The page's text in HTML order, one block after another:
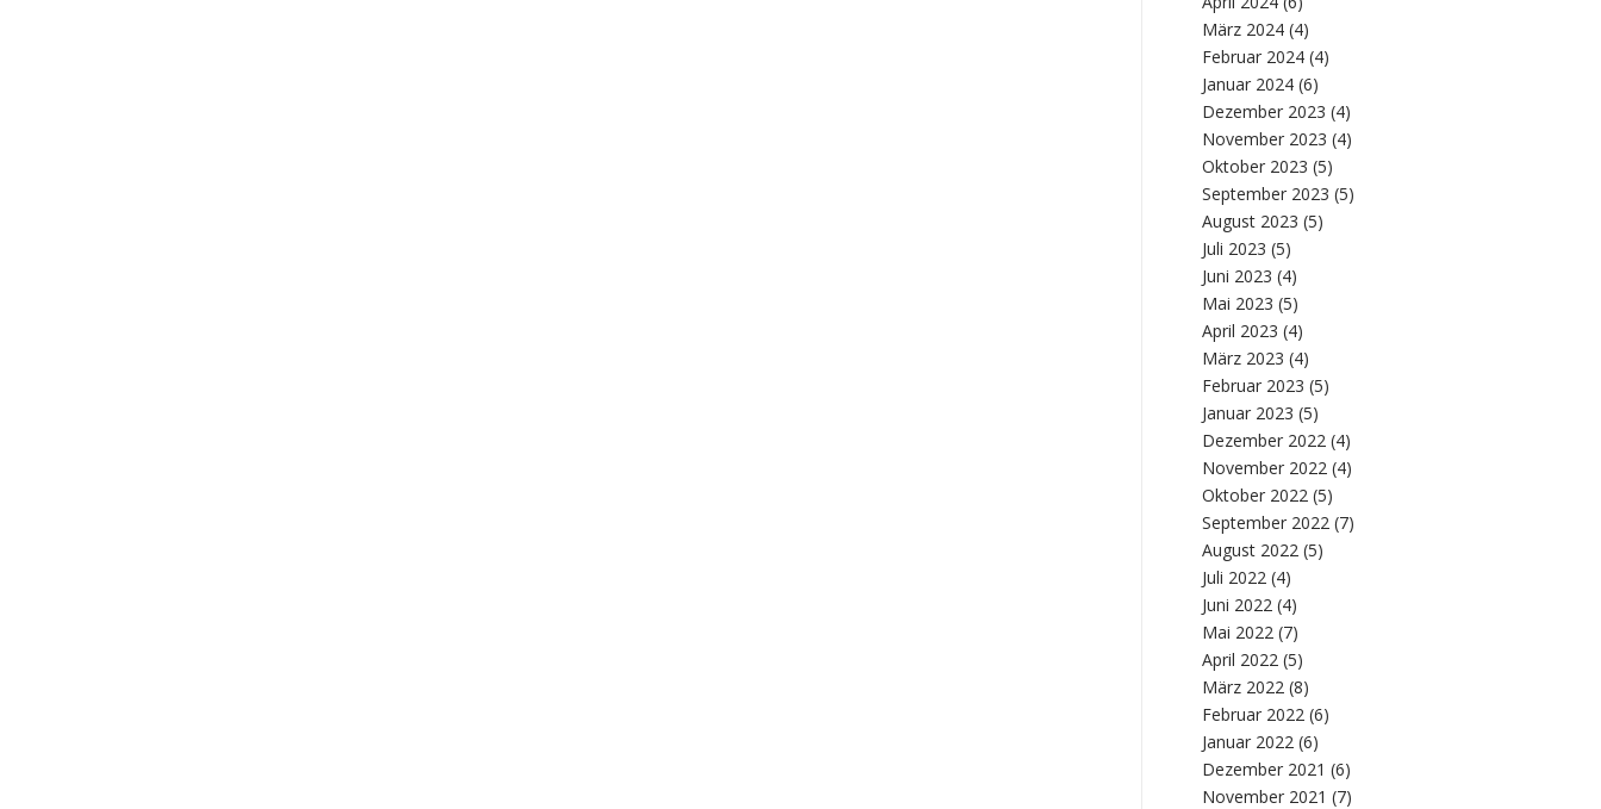
März 2024 (4)
Februar 2024 (4)
Januar 2024 (6)
Dezember 2023 (4)
November 2023 (4)
Oktober 2023 (5)
September 2023 (5)
August 2023 (5)
Juli 2023 (5)
Juni 2023 (4)
Mai 2023 (5)
April 2023 (4)
März 2023 (4)
Februar 2023 (5)
Januar 2023 (5)
Dezember 2022 (4)
November 2022 (4)
Oktober 2022 (5)
September 2022 (7)
August 2022 (5)
Juli 2022 (4)
Juni 2022 (4)
Mai 2022 (7)
April 2022 (5)
März 2022 (8)
Februar 2022 (6)
Januar 2022 (6)
Dezember 2021 (6)
November 2021 (7)